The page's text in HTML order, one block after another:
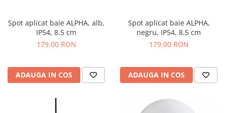
Spot aplicat baie ALPHA, alb,
IP54, 8.5 cm
179,00 RON
ADAUGA IN COS
Spot aplicat baie ALPHA,
negru, IP54, 8.5 cm
179,00 RON
ADAUGA IN COS